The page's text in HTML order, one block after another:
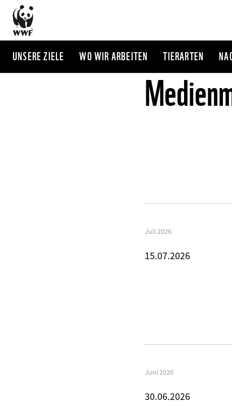
Direkt
zum
Inhalt
UNSERE ZIELE WO WIR ARBEITEN TIERARTEN
Juli 2026
15.07.2026
Juni 2026
30.06.2026